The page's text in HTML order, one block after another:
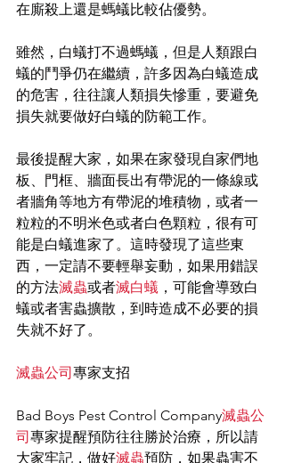
在廝殺上還是螞蟻比較佔優勢。
雖然，白蟻打不過螞蟻，但是人類跟白
蟻的鬥爭仍在繼續，許多因為白蟻造成
的危害，往往讓人類損失慘重，要避免
損失就要做好白蟻的防範工作。
最後提醒大家，如果在家發現自家們地
板、門框、牆面長出有帶泥的一條線或
者牆角等地方有帶泥的堆積物，或者一
粒粒的不明米色或者白色顆粒，很有可
能是白蟻進家了。這時發現了這些東
西，一定請不要輕舉妄動，如果用錯誤
的方法滅蟲或者滅白蟻 ，可能會導致白
蟻或者害蟲擴散，到時造成不必要的損
失就不好了。
滅蟲公司 專家支招
Bad Boys Pest Control Company滅蟲公
司 專家提醒預防往往勝於治療，所以請
大家牢記，做好滅蟲預防，如果蟲害不